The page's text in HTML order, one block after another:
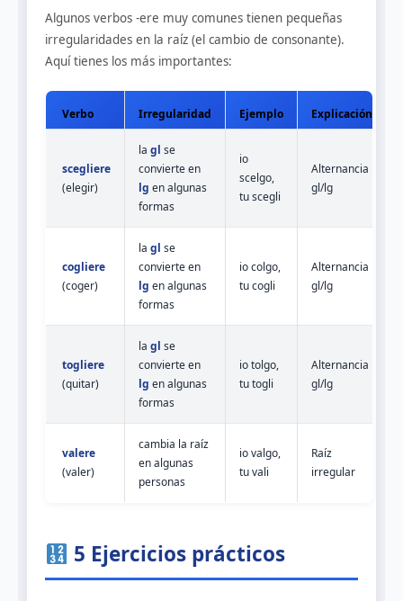
Algunos verbos -ere muy comunes tienen pequeñas
irregularidades en la raíz (el cambio de consonante).
Aquí tienes los más importantes:
Verbo Irregularidad Ejemplo Explicación
scegliere
(elegir)
la gl se
convierte en
lg en algunas
formas
io
scelgo,
tu scegli
Alternancia
gl/lg
cogliere
(coger)
la gl se
convierte en
lg en algunas
formas
io colgo,
tu cogli
Alternancia
gl/lg
togliere
(quitar)
la gl se
convierte en
lg en algunas
formas
io tolgo,
tu togli
Alternancia
gl/lg
valere
(valer)
cambia la raíz
en algunas
personas
io valgo,
tu vali
Raíz
irregular
5 Ejercicios prácticos